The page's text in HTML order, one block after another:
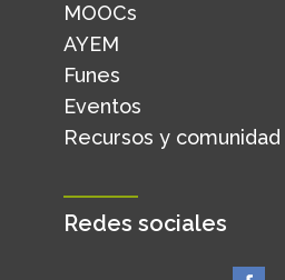
MOOCs
AYEM
Funes
Eventos
Recursos y comunidad
Redes sociales